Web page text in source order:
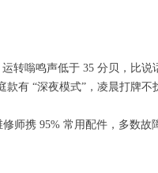
转嗡鸣声低于 35 分贝，比说
有 “深夜模式”，凌晨打牌
师携 95% 常用配件，多数故